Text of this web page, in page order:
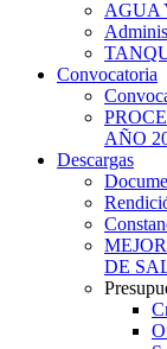
AGUA
Convocatoria
AÑO
Descargas
DE